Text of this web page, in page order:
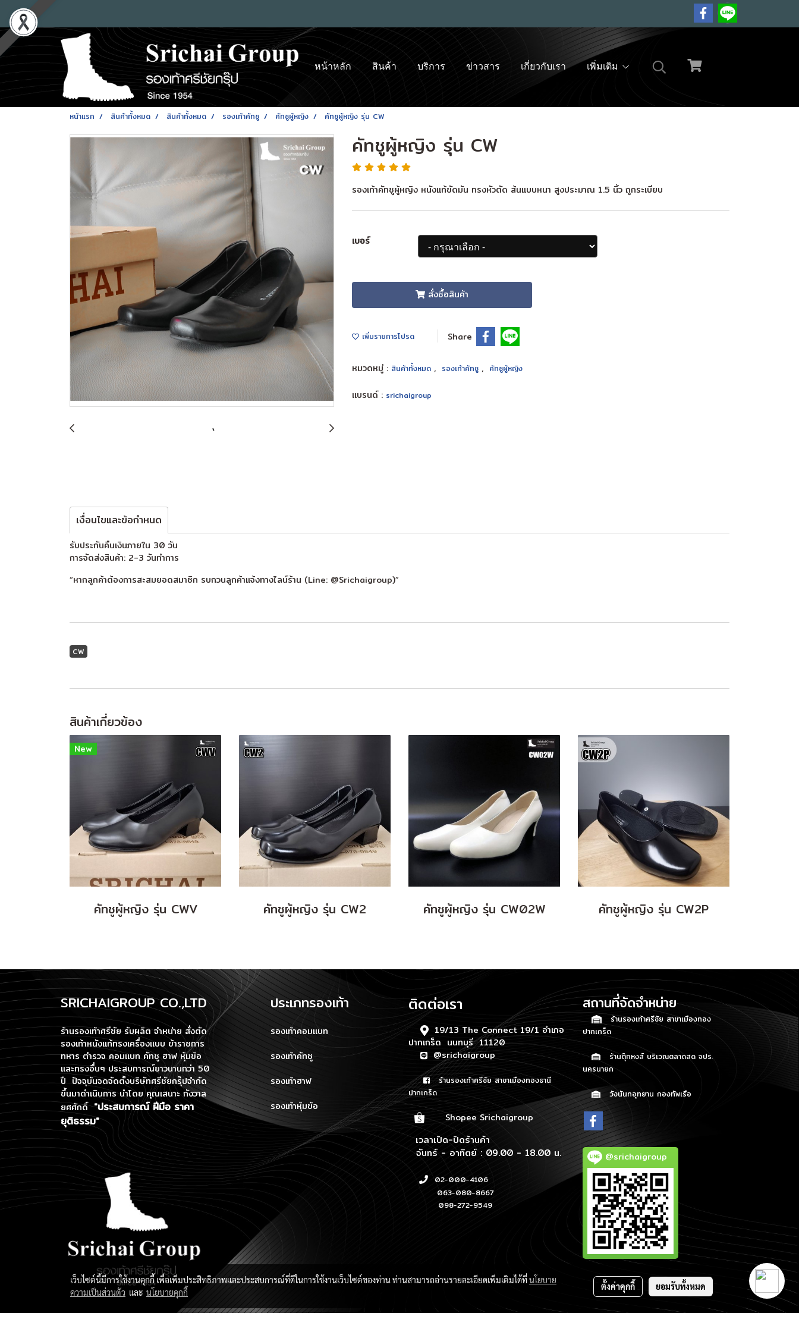
หน้าหลัก สินค้า บริการ ข่าวสาร เกี่ยวกับเรา เพิ่มเติม
หน้าแรก สินค้าทั้งหมด สินค้าทั้งหมด รองเท้าคัทชู คัทชูผู้หญิง คัทชูผู้หญิง รุ่น CW
คัทชูผู้หญิง รุ่น CW
รองเท้าคัทชูผู้หญิง หนังแท้ขัดมัน ทรงหัวตัด ส้นแบบหนา สูงประมาณ 1.5 นิ้ว ถูกระเบียบ
เบอร์
สั่งซื้อสินค้า
เพิ่มรายการโปรด Share
หมวดหมู่ : สินค้าทั้งหมด , รองเท้าคัทชู , คัทชูผู้หญิง
แบรนด์ : srichaigroup
เงื่อนไขและข้อกำหนด
รับประกันคืนเงินภายใน 30 วัน
การจัดส่งสินค้า: 2-3 วันทำการ
“หากลูกค้าต้องการสะสมยอดสมาชิก รบกวนลูกค้าแจ้งทางไลน์ร้าน (Line: @Srichaigroup)”
CW
สินค้าเกี่ยวข้อง
New
คัทชูผู้หญิง รุ่น CWV คัทชูผู้หญิง รุ่น CW2 คัทชูผู้หญิง รุ่น CW02W คัทชูผู้หญิง รุ่น CW2P
SRICHAIGROUP CO.,LTD
ร้านรองเท้าศรีชัย รับผลิต จำหน่าย สั่งตัด
รองเท้าหนังแท้ทรงเครื่องแบบ ข้าราชการ
ทหาร ตำรวจ คอมแบท คัทชู ฮาฟ หุ้มข้อ
และทรงอื่นๆ ประสบการณ์ยาวนานกว่า 50
ปี ปัจจุบันจดจัดตั้งบริษัทศรีชัยกรุ๊ปจำกัด
ขึ้นมาดำเนินการนำโดย คุณเสนาะ กังวาล
ยศศักดิ์ "ประสบการณ์ ฝีมือ ราคา
ยุติธรรม"
ประเภทรองเท้า
รองเท้าคอมแบท
รองเท้าคัทชู
รองเท้าฮาฟ
รองเท้าหุ้มข้อ
ติดต่อเรา
19/13 The Connect 19/1 อำเภอ
ปากเกร็ด นนทบุรี 11120
@srichaigroup
ร้านรองเท้าศรีชัย สาขาเมืองทองธานี
ปากเกร็ด
Shopee Srichaigroup
เวลาเปิด-ปิดร้านค้า
จันทร์ - อาทิตย์ : 09.00 - 18.00 น.
02-000-4106
063-080-8667
098-272-9549
สถานที่จัดจำหน่าย
ร้านรองเท้าศรีชัย สาขาเมืองทอง
ปากเกร็ด
ร้านตุ๊กหงส์ บริเวณตลาดสด จปร.
นครนายก
วังนันทอุทยาน กองทัพเรือ
@srichaigroup
เว็บไซต์นี้มีการใช้งานคุกกี้ เพื่อเพิ่มประสิทธิภาพและประสบการณ์ที่ดีในการใช้งานเว็บไซต์ของท่าน ท่านสามารถอ่านรายละเอียดเพิ่มเติมได้ที่นโยบาย
ความเป็นส่วนตัว และ นโยบายคุกกี้
ตั้งค่าคุกกี้ ยอมรับทั้งหมด